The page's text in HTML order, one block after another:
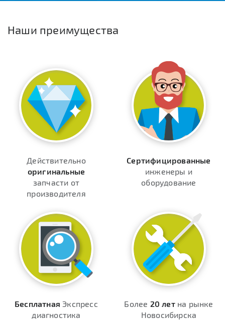
Наши преимущества
Действительно
оригинальные
запчасти от
производителя
Сертифицированные
инженеры и
оборудование
Бесплатная Экспресс
диагностика
Более 20 летна рынке
Новосибирска